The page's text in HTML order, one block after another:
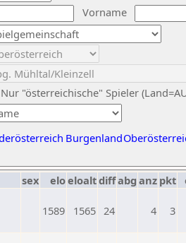
Vorname
Nur "österreichische" Spieler
Burgenland
sex eloeloaltdiffabg anz pkt
1589 1565 24 4 3